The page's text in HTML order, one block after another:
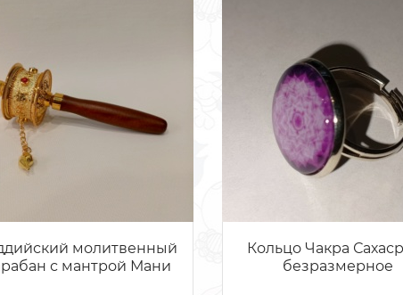
молитвенный
с мантрой Мани
Кольцо Чакра
безразмерное